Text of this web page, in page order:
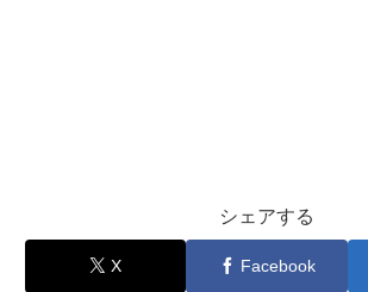
シェアする
X Facebook